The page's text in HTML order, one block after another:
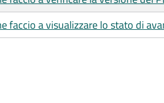
faccio a visualizzare lo stato di